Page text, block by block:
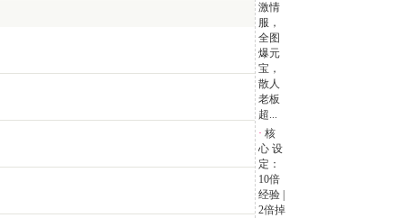
激情
服，
全图
爆元
宝，
散人
老板
超...
· 核
心 设
定：
10倍
经验 |
2倍掉